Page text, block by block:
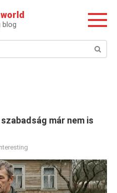
blog
már nem is